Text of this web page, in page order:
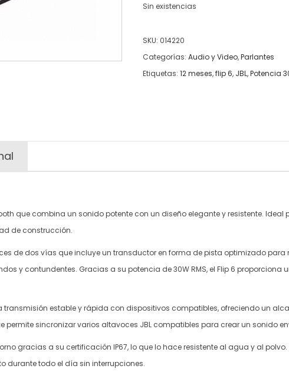
Sin existencias
SKU: 014220
Categorías: Audio y Video,Parlantes
Etiquetas: 12 meses,flip 6, JBL,Potencia
que combina un sonido potente con un diseño elegante y resistente.
de construcción.
de dos vías que incluye un transductor en forma de pista optimizado
y contundentes. Gracias a su potencia de 30W RMS, el Flip 6 proporciona
transmisión estable y rápida con dispositivos compatibles, ofreciendo un
permite sincronizar varios altavoces JBL compatibles para crear un sonido
gracias a su certificación IP67, lo que lo hace resistente al agua y al
durante todo el día sin interrupciones.